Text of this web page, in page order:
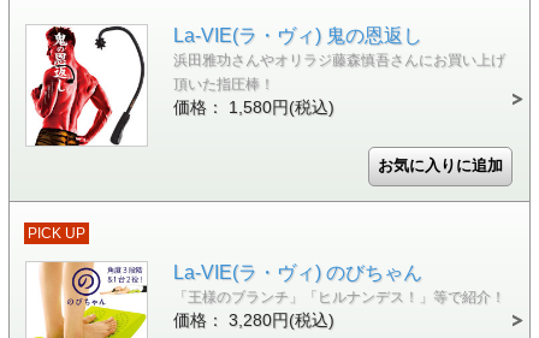
La-VIE(ラ・ヴィ) 鬼の恩返し
浜田雅功さんやオリラジ藤森慎吾さんにお買い上げ
頂いた指圧棒！
価格： 1,580円(税込)
PICK UP
La-VIE(ラ・ヴィ) のびちゃん
「王様のブランチ」「ヒルナンデス！」等で紹介！
価格： 3,280円(税込)